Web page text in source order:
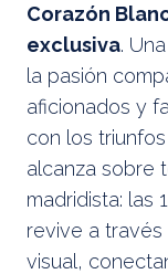
Corazón
exclusiva.
la pasión
aficionados y
con los
alcanza sobre
madridista: las
revive a
visual,